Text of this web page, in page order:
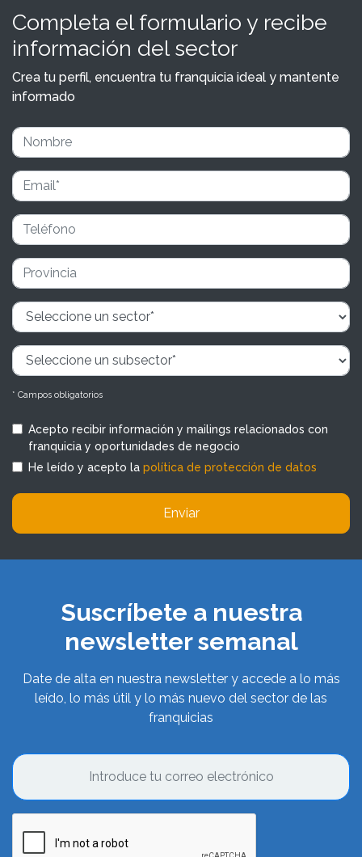
Completa el formulario y recibe
información del sector
Crea tu perfil, encuentra tu franquicia ideal y mantente
informado
* Campos obligatorios
Acepto recibir información y mailings relacionados con
franquicia y oportunidades de negocio
He leído y acepto la política de protección de datos
Enviar
Suscríbete a nuestra
newsletter semanal
Date de alta en nuestra newsletter y accede a lo más
leído, lo más útil y lo más nuevo del sector de las
franquicias